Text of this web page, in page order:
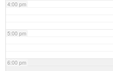
4:00 pm
5:00 pm
6:00 pm